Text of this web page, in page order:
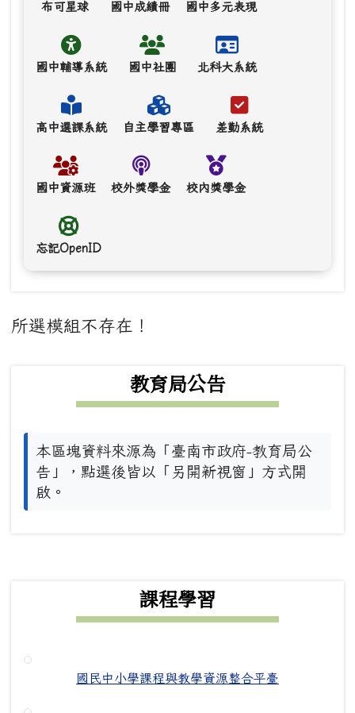
布可星球 國中成績冊 國中多元表現
國中輔導系統 國中社團 北科大系統
高中選課系統 自主學習專區 差勤系統
國中資源班 校外獎學金 校內獎學金
忘記OpenID
主內容區域
所選模組不存在！
教育局公告
本區塊資料來源為「臺南市政府-教育局公
告」，點選後皆以「另開新視窗」方式開
啟。
課程學習
國民中小學課程與教學資源整合平臺